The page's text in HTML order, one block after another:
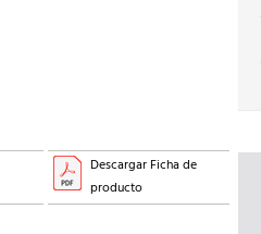
Descargar Ficha de
producto